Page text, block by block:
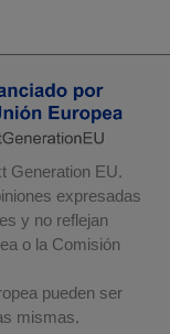
Generation EU.
expresadas
y no reflejan
o la Comisión
pueden ser
mismas.